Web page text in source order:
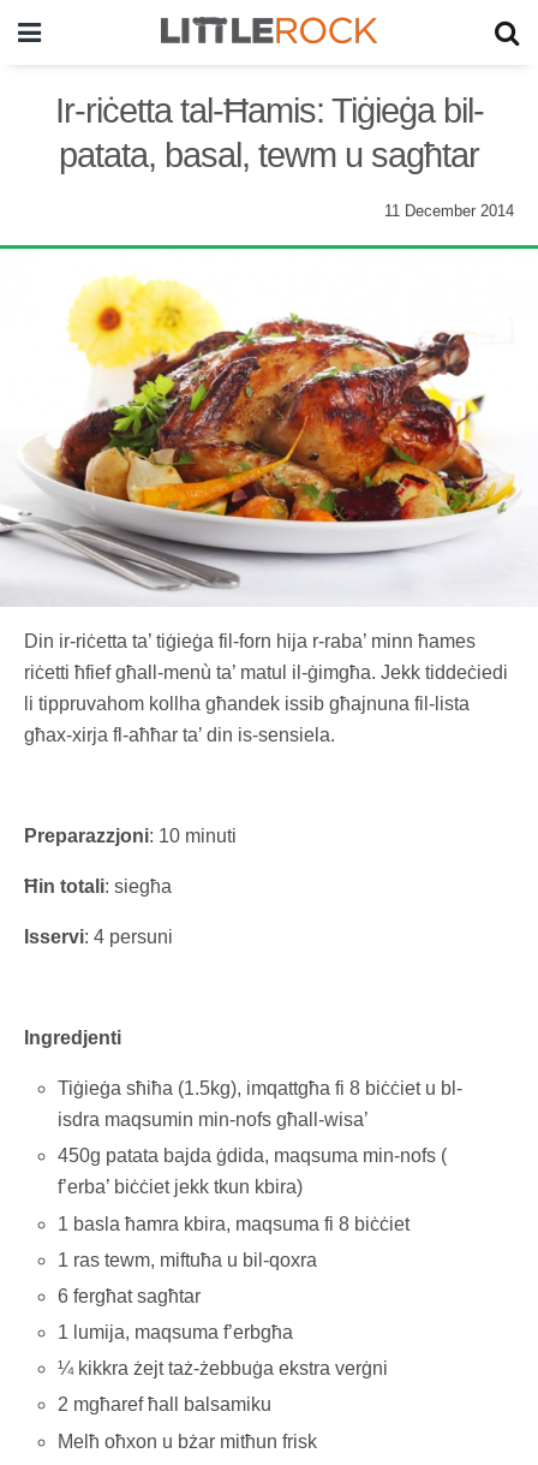
Ir-riċetta tal-Ħamis: Tiġieġa bil-
patata, basal, tewm u sagħtar
11 December 2014
Din ir-riċetta ta’ tiġieġa fil-forn hija r-raba’ minn ħames
riċetti ħfief għall-menù ta’ matul il-ġimgħa. Jekk tiddeċiedi
li tippruvahom kollha għandek issib għajnuna fil-lista
għax-xirja fl-aħħar ta’ din is-sensiela.
Preparazzjoni: 10 minuti
Ħin totali: siegħa
Isservi: 4 persuni
Ingredjenti
Tiġieġa sħiħa (1.5kg), imqattgħa fi 8 biċċiet u bl-
isdra maqsumin min-nofs għall-wisa’
450g patata bajda ġdida, maqsuma min-nofs (
f’erba’ biċċiet jekk tkun kbira)
1 basla ħamra kbira, maqsuma fi 8 biċċiet
1 ras tewm, miftuħa u bil-qoxra
6 fergħat sagħtar
1 lumija, maqsuma f’erbgħa
¼ kikkra żejt taż-żebbuġa ekstra verġni
2 mgħaref ħall balsamiku
Melħ oħxon u bżar mitħun frisk